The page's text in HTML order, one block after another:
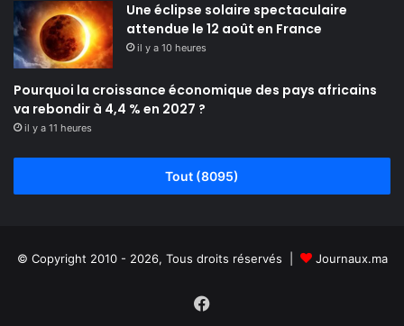
Une éclipse solaire spectaculaire
attendue le 12 août en France
il y a 10 heures
Pourquoi la croissance économique des pays africains
va rebondir à 4,4 % en 2027 ?
il y a 11 heures
Tout (8095)
© Copyright 2010 - 2026, Tous droits réservés | Journaux.ma
Facebook